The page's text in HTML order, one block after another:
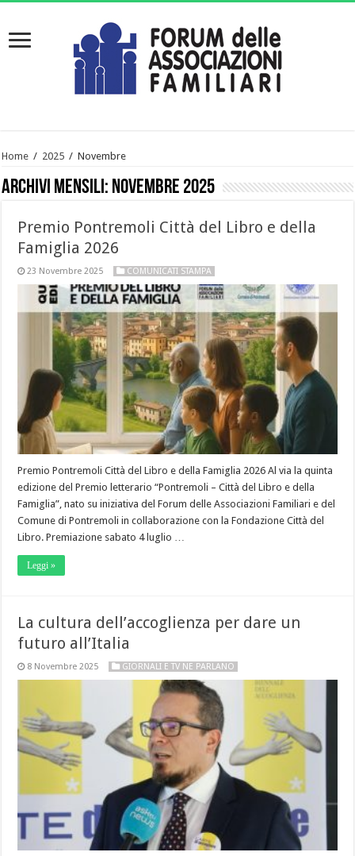
Home / 2025 / Novembre
Archivi mensili: Novembre 2025
Premio Pontremoli Città del Libro e della
Famiglia 2026
23 Novembre 2025 COMUNICATI STAMPA
Premio Pontremoli Città del Libro e della Famiglia 2026 Al via la quinta
edizione del Premio letterario “Pontremoli – Città del Libro e della
Famiglia”, nato su iniziativa del Forum delle Associazioni Familiari e del
Comune di Pontremoli in collaborazione con la Fondazione Città del
Libro. Premiazione sabato 4 luglio …
Leggi »
La cultura dell’accoglienza per dare un
futuro all’Italia
8 Novembre 2025 GIORNALI E TV NE PARLANO